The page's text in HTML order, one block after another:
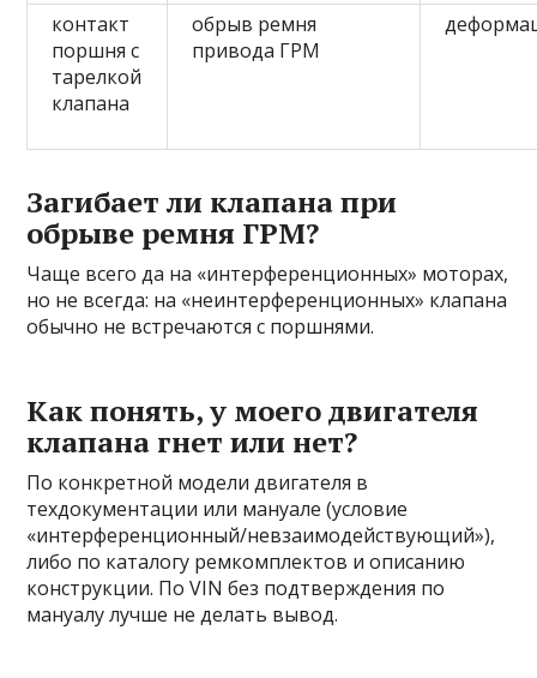
контакт
поршня с
тарелкой
клапана
обрыв ремня
привода ГРМ
Загибает ли клапана при
обрыве ремня ГРМ?
Чаще всего да на «интерференционных» моторах,
но не всегда: на «неинтерференционных» клапана
обычно не встречаются с поршнями.
Как понять, у моего двигателя
клапана гнет или нет?
По конкретной модели двигателя в
техдокументации или мануале (условие
«интерференционный/невзаимодействующий»),
либо по каталогу ремкомплектов и описанию
конструкции. По VIN без подтверждения по
мануалу лучше не делать вывод.